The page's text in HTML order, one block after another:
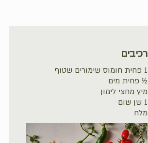
רכיבים
1 פחית חומוס שימורים שטוף
½ פחית מים
מיץ מחצי לימון
1 שן שום
מלח